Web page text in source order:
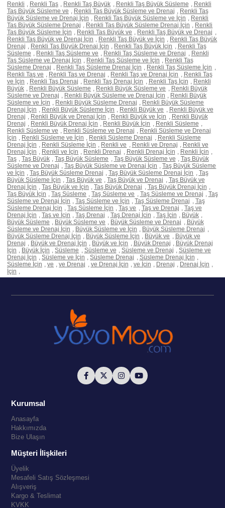
Renkli , Renkli Taş , Renkli Taş Büyük , Renkli Taş Büyük Süsleme , Renkli
Taş Büyük Süsleme ve , Renkli Taş Büyük Süsleme ve Drenaj , Renkli Taş
Büyük Süsleme ve Drenaj İçin , Renkli Taş Büyük Süsleme ve İçin , Renkli
Taş Büyük Süsleme Drenaj , Renkli Taş Büyük Süsleme Drenaj İçin , Renkli
Taş Büyük Süsleme İçin , Renkli Taş Büyük ve , Renkli Taş Büyük ve Drenaj ,
Renkli Taş Büyük ve Drenaj İçin , Renkli Taş Büyük ve İçin , Renkli Taş Büyük
Drenaj , Renkli Taş Büyük Drenaj İçin , Renkli Taş Büyük İçin , Renkli Taş
Süsleme , Renkli Taş Süsleme ve , Renkli Taş Süsleme ve Drenaj , Renkli
Taş Süsleme ve Drenaj İçin , Renkli Taş Süsleme ve İçin , Renkli Taş
Süsleme Drenaj , Renkli Taş Süsleme Drenaj İçin , Renkli Taş Süsleme İçin ,
Renkli Taş ve , Renkli Taş ve Drenaj , Renkli Taş ve Drenaj İçin , Renkli Taş
ve İçin , Renkli Taş Drenaj , Renkli Taş Drenaj İçin , Renkli Taş İçin , Renkli
Büyük , Renkli Büyük Süsleme , Renkli Büyük Süsleme ve , Renkli Büyük
Süsleme ve Drenaj , Renkli Büyük Süsleme ve Drenaj İçin , Renkli Büyük
Süsleme ve İçin , Renkli Büyük Süsleme Drenaj , Renkli Büyük Süsleme
Drenaj İçin , Renkli Büyük Süsleme İçin , Renkli Büyük ve , Renkli Büyük ve
Drenaj , Renkli Büyük ve Drenaj İçin , Renkli Büyük ve İçin , Renkli Büyük
Drenaj , Renkli Büyük Drenaj İçin , Renkli Büyük İçin , Renkli Süsleme ,
Renkli Süsleme ve , Renkli Süsleme ve Drenaj , Renkli Süsleme ve Drenaj
İçin , Renkli Süsleme ve İçin , Renkli Süsleme Drenaj , Renkli Süsleme
Drenaj İçin , Renkli Süsleme İçin , Renkli ve , Renkli ve Drenaj , Renkli ve
Drenaj İçin , Renkli ve İçin , Renkli Drenaj , Renkli Drenaj İçin , Renkli İçin ,
Taş , Taş Büyük , Taş Büyük Süsleme , Taş Büyük Süsleme ve , Taş Büyük
Süsleme ve Drenaj , Taş Büyük Süsleme ve Drenaj İçin , Taş Büyük Süsleme
ve İçin , Taş Büyük Süsleme Drenaj , Taş Büyük Süsleme Drenaj İçin , Taş
Büyük Süsleme İçin , Taş Büyük ve , Taş Büyük ve Drenaj , Taş Büyük ve
Drenaj İçin , Taş Büyük ve İçin , Taş Büyük Drenaj , Taş Büyük Drenaj İçin ,
Taş Büyük İçin , Taş Süsleme , Taş Süsleme ve , Taş Süsleme ve Drenaj , Taş
Süsleme ve Drenaj İçin , Taş Süsleme ve İçin , Taş Süsleme Drenaj , Taş
Süsleme Drenaj İçin , Taş Süsleme İçin , Taş ve , Taş ve Drenaj , Taş ve
Drenaj İçin , Taş ve İçin , Taş Drenaj , Taş Drenaj İçin , Taş İçin , Büyük ,
Büyük Süsleme , Büyük Süsleme ve , Büyük Süsleme ve Drenaj , Büyük
Süsleme ve Drenaj İçin , Büyük Süsleme ve İçin , Büyük Süsleme Drenaj ,
Büyük Süsleme Drenaj İçin , Büyük Süsleme İçin , Büyük ve , Büyük ve
Drenaj , Büyük ve Drenaj İçin , Büyük ve İçin , Büyük Drenaj , Büyük Drenaj
İçin , Büyük İçin , Süsleme , Süsleme ve , Süsleme ve Drenaj , Süsleme ve
Drenaj İçin , Süsleme ve İçin , Süsleme Drenaj , Süsleme Drenaj İçin ,
Süsleme İçin , ve , ve Drenaj , ve Drenaj İçin , ve İçin , Drenaj , Drenaj İçin ,
İçin ,
Kurumsal
Anasayfa
Hakkımızda
Bize Ulaşın
Müşteri İlişkileri
Üyelik
Mesafeli Satış Sözleşmesi
Alışveriş
Kargo & Teslimat
KVKK